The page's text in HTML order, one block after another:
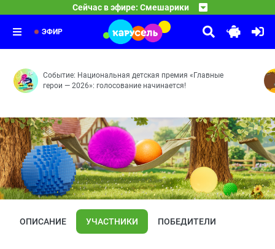
Сейчас в эфире: Смешарики
Смешарики
Бойкот — Невидимка — Сувенир — Фанерное солнце
10 ЛЕТ ВОЛШЕБСТВА. Сказочный патруль
Часовых дел мастерица — Доспехи богатыря — Баю-
ЭФИР
Событие: Национальная детская премия «Главные
герои — 2026»: голосование начинается!
ОПИСАНИЕ УЧАСТНИКИ ПОБЕДИТЕЛИ